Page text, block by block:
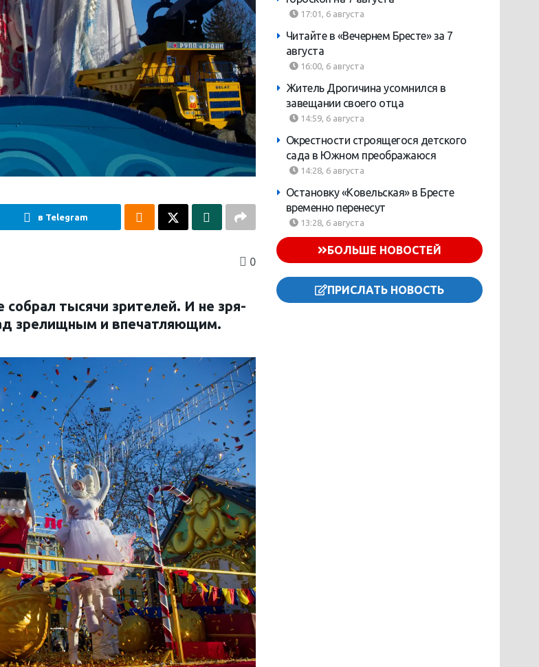
в Telegram
0
собрал тысячи зрителей. И не зря-
зрелищным и впечатляющим.
17:01, 6 августа
Читайте в «Вечернем Бресте» за 7
августа
16:00, 6 августа
Житель Дрогичина усомнился в
завещании своего отца
14:59, 6 августа
Окрестности строящегося детского
сада в Южном преображаюся
14:28, 6 августа
Остановку «Ковельская» в Бресте
временно перенесут
13:28, 6 августа
БОЛЬШЕ НОВОСТЕЙ
ПРИСЛАТЬ НОВОСТЬ